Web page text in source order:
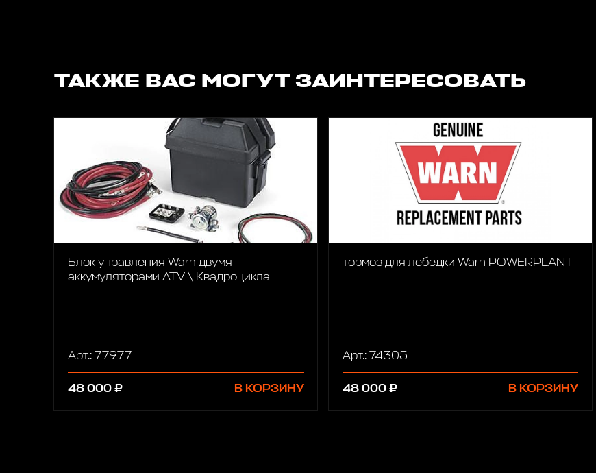
ТАКЖЕ ВАС МОГУТ ЗАИНТЕРЕСОВАТЬ
Блок управления Warn двумя
аккумуляторами ATV \ Квадроцикла
Арт.: 77977
48 000 ₽ В КОРЗИНУ
тормоз для лебедки Warn POWERPLANT
Арт.: 74305
48 000 ₽ В КОРЗИНУ